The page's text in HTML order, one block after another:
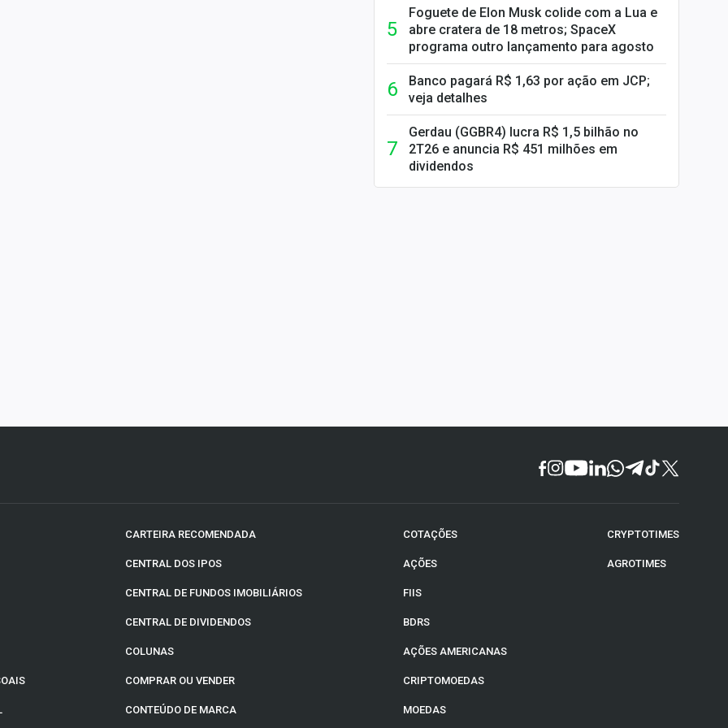
Foguete de Elon Musk colide com a Lua e
abre cratera de 18 metros; SpaceX
programa outro lançamento para agosto
Banco pagará R$ 1,63 por ação em JCP;
veja detalhes
Gerdau (GGBR4) lucra R$ 1,5 bilhão no
2T26 e anuncia R$ 451 milhões em
dividendos
CARTEIRA RECOMENDADA
CENTRAL DOS IPOS
CENTRAL DE FUNDOS IMOBILIÁRIOS
CENTRAL DE DIVIDENDOS
COLUNAS
COMPRAR OU VENDER
CONTEÚDO DE MARCA
COTAÇÕES
AÇÕES
FIIS
BDRS
AÇÕES AMERICANAS
CRIPTOMOEDAS
MOEDAS
CRYPTOTIMES
AGROTIMES